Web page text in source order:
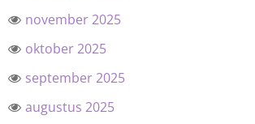
november 2025
oktober 2025
september 2025
augustus 2025